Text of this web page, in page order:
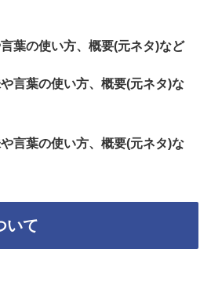
葉の使い方、概要(元ネタ)など
言葉の使い方、概要(元ネタ)な
言葉の使い方、概要(元ネタ)な
いて